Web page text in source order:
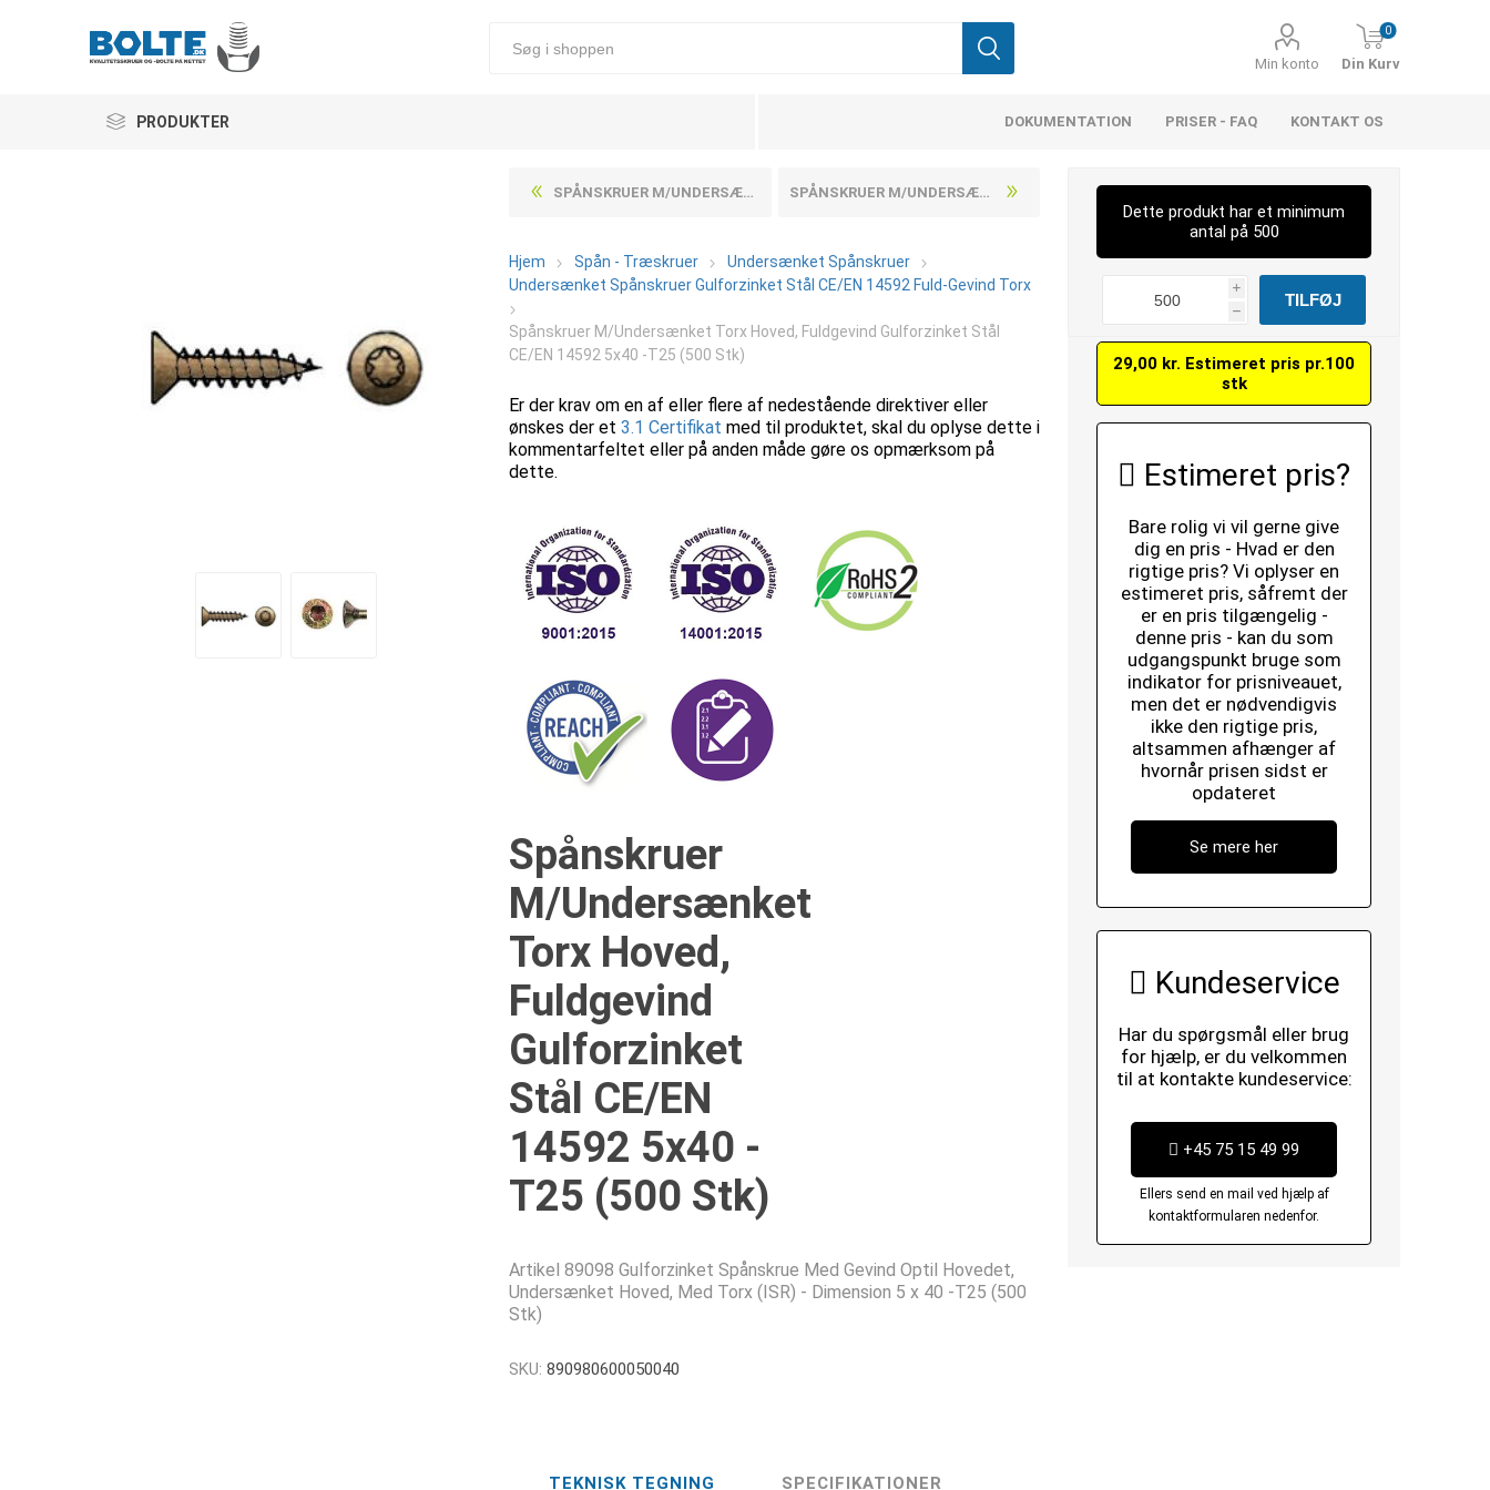
Min konto
0
Din Kurv
PRODUKTER DOKUMENTATION PRISER - FAQ KONTAKT OS
SPÅNSKRUER M/UNDERSÆNKET TORX HOVED, FULDGEVIND GULFORZINKET STÅL CE/EN 14592 5X35 -T25 (500 STK) SPÅNSKRUER M/UNDERSÆNKET TORX HOVED, FULDGEVIND GULFORZINKET STÅL CE/EN 14592 5X45 -T25 (500 STK)
Hjem Spån - Træskruer
Undersænket Spånskruer
Undersænket Spånskruer Gulforzinket Stål CE/EN 14592 Fuld-Gevind Torx
Spånskruer M/Undersænket Torx Hoved, Fuldgevind Gulforzinket Stål
CE/EN 14592 5x40 -T25 (500 Stk)
Er der krav om en af eller flere af nedestående direktiver eller
ønskes der et3.1 Certifikat med til produktet, skal du oplyse dette i
kommentarfeltet eller på anden måde gøre os opmærksom på
dette.
Spånskruer
M/Undersænket
Torx Hoved,
Fuldgevind
Gulforzinket
Stål CE/EN
14592 5x40 -
T25 (500 Stk)
Artikel 89098 Gulforzinket Spånskrue Med Gevind Optil Hovedet,
Undersænket Hoved, Med Torx (ISR) - Dimension 5 x 40 -T25 (500
Stk)
SKU: 890980600050040
Dette produkt har et minimum
antal på 500
i
h
29,00 kr. Estimeret pris pr.100
stk
Estimeret pris?
Bare rolig vi vil gerne give
dig en pris - Hvad er den
rigtige pris? Vi oplyser en
estimeret pris, såfremt der
er en pris tilgængelig -
denne pris - kan du som
udgangspunkt bruge som
indikator for prisniveauet,
men det er nødvendigvis
ikke den rigtige pris,
altsammen afhænger af
hvornår prisen sidst er
opdateret
Se mere her
Kundeservice
Har du spørgsmål eller brug
for hjælp, er du velkommen
til at kontakte kundeservice:
+45 75 15 49 99
Ellers send en mail ved hjælp af
kontaktformularen nedenfor.
TEKNISK TEGNING SPECIFIKATIONER